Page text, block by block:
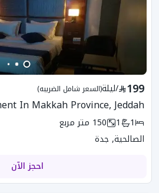
199
/ليلة(السعر شامل الضريبه)
In Makkah Province, Jeddah
1
1
150 متر مربع
الصالحية, جدة
احجز الآن